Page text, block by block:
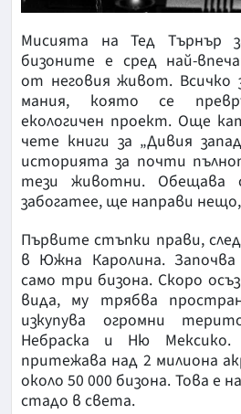
Мисията на Тед Търнър
бизоните е сред най-
от неговия живот. Всичко
мания, която се
екологичен проект. Още
чете книги за „Дивия
историята за почти
тези животни. Обещава
забогатее, ще направи нещо,
Първите стъпки прави,
в Южна Каролина.
само три бизона. Скоро
вида, му трябва
изкупува огромни
Небраска и Ню
притежава над 2 милиона
около 50 000 бизона. Това е
стадо в света.